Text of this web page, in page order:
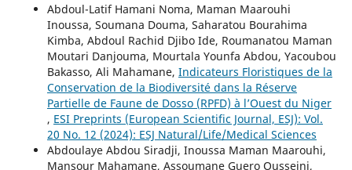
Abdoul-Latif Hamani Noma, Maman Maarouhi
Inoussa, Soumana Douma, Saharatou Bourahima
Kimba, Abdoul Rachid Djibo Ide, Roumanatou Maman
Moutari Danjouma, Mourtala Younfa Abdou, Yacoubou
Bakasso, Ali Mahamane, Indicateurs Floristiques de la
Conservation de la Biodiversité dans la Réserve
Partielle de Faune de Dosso (RPFD) à l’Ouest du Niger
, ESI Preprints (European Scientific Journal, ESJ): Vol.
20 No. 12 (2024): ESJ Natural/Life/Medical Sciences
Abdoulaye Abdou Siradji, Inoussa Maman Maarouhi,
Mansour Mahamane, Assoumane Guero Ousseini,